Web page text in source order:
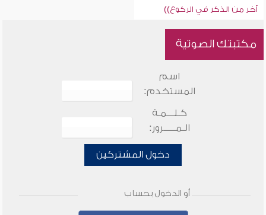
آخر من الذكر في الركوع))
مكتبتك الصوتية
اسم
المستخدم:
كـلـــمـة
الـمـــــرور:
دخول المشتركين
أو الدخول بحساب